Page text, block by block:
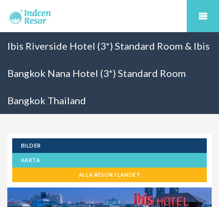
Ibis Riverside Hotel (3*) Standard Room & Ibis
Bangkok Nana Hotel (3*) Standard Room
Bangkok Thailand
BILDER
KARTA
ALLA RESOR I LANDET